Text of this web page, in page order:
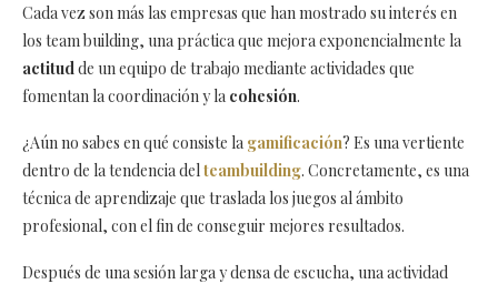
Cada vez son más las empresas que han mostrado su interés en
los team building, una práctica que mejora exponencialmente la
actitud de un equipo de trabajo mediante actividades que
fomentan la coordinación y la cohesión.
¿Aún no sabes en qué consiste la gamificación? Es una vertiente
dentro de la tendencia del teambuilding. Concretamente, es una
técnica de aprendizaje que traslada los juegos al ámbito
profesional, con el fin de conseguir mejores resultados.
Después de una sesión larga y densa de escucha, una actividad